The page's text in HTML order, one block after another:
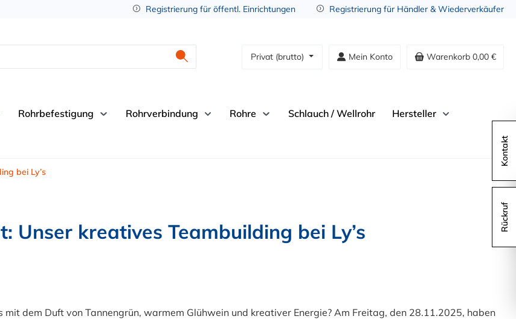
Registrierung für öffentl. Einrichtungen Registrierung für Händler & Wiederverkäufer
Privat (brutto) Mein Konto Warenkorb 0,00 €
Rohrbefestigung Rohrverbindung Rohre Schlauch / Wellrohr Hersteller
bei Ly’s
kreatives Teambuilding bei Ly’s
mit dem Duft von Tannengrün, warmem Glühwein und kreativer Energie? Am Freitag, den 28.11.2025, haben
Kontakt
Rückruf